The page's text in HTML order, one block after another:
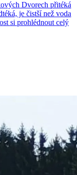
Dvorech přitéká
je čistší než voda
si prohlédnout celý